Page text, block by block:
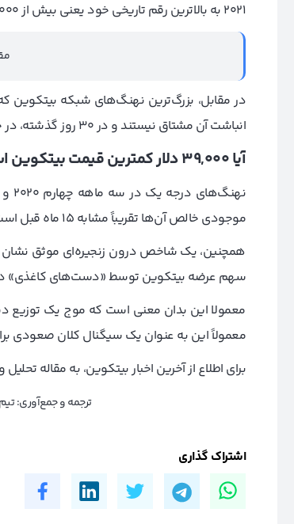
2021 به بالاترین رقم تاریخی خود یعنی بیش از 69,000 دلار رسید.
در مقابل، بزرگ‌ترین نهنگ‌های شبکه بیتکوین که هر کدام 1,000 تا 1,0000 بیتکوین
انباشت آن مشتاق نیستند و در 30 روز گذشته، در حال فروش بیتکوین بوده‌اند.
آیا 39,000 دلار کمترین قیمت بیتکوین است؟
موجودی خالص آن‌ها تقریباً مشابه 15 ماه قبل است.
همچنین، یک شاخص درون زنجیره‌ای موثق
سهم عرضه بیتکوین توسط «دست‌های کاغذی» در
معمولا این بدان معنی است که موج یک توزیع
معمولاً این به عنوان یک سیگنال کلان صعودی
برای اطلاع از آخرین اخبار بیتکوین، به مقاله تحلیل و
ترجمه و جمع‌آوری:
اشتراک گذاری